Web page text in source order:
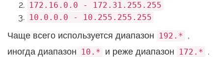
172.16.0.0 - 172.31.255.255
10.0.0.0 - 10.255.255.255
Чаще всего используется диапазон 192.* ,
иногда диапазон
10.* и реже диапазон 172.* .